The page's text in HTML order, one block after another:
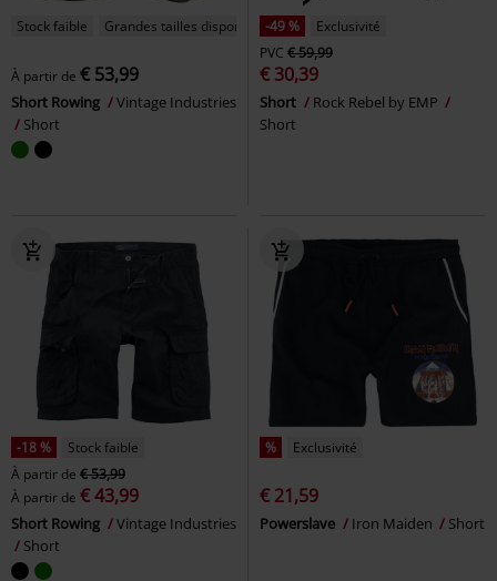
Stock faible Grandes tailles disponibles
À partir de € 53,99
Short Rowing
Vintage Industries
Short
-49 %
Exclusivité
PVC € 59,99
€ 30,39
Short
Rock Rebel by EMP
Short
-18 %
Stock faible
À partir de € 53,99
À partir de € 43,99
Short Rowing
Vintage Industries
Short
% Exclusivité
€ 21,59
Powerslave Iron Maiden Short